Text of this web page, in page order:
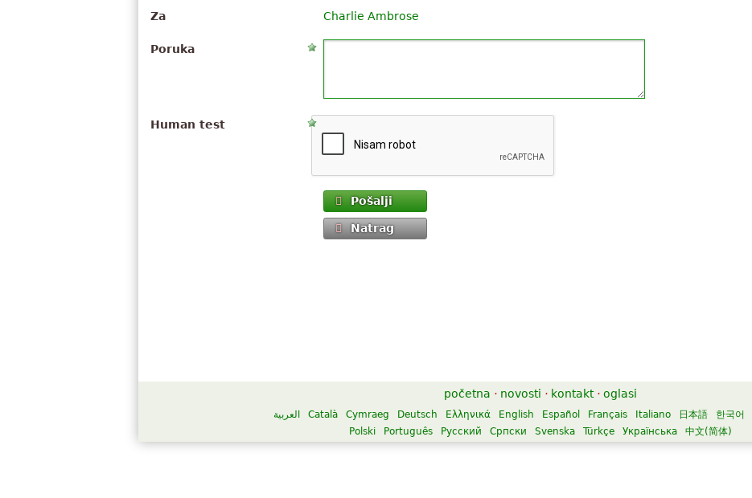
Za Charlie Ambrose
Poruka
Human test
Pošalji
Natrag
početna · novosti · kontakt · oglasi
العربية Català Cymraeg Deutsch Ελληνικά English Español Français Italiano 日本語 한국어
Polski
Português Русский Српски Svenska Türkçe Українська 中文(简体)